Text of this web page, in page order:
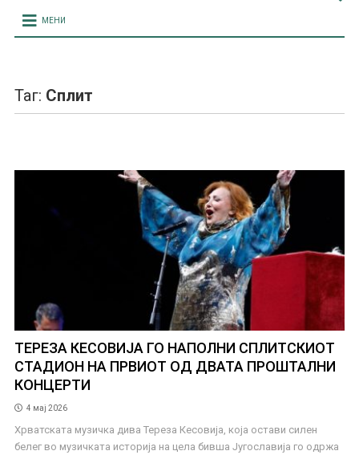
МЕНИ
Таг: Сплит
ТЕРЕЗА КЕСОВИЈА ГО НАПОЛНИ СПЛИТСКИОТ
СТАДИОН НА ПРВИОТ ОД ДВАТА ПРОШТАЛНИ
КОНЦЕРТИ
4 мај 2026
Хрватската музичка дива Тереза Кесовија, која остави силен
белег во музичката историја на цела бивша Југославија го одржа